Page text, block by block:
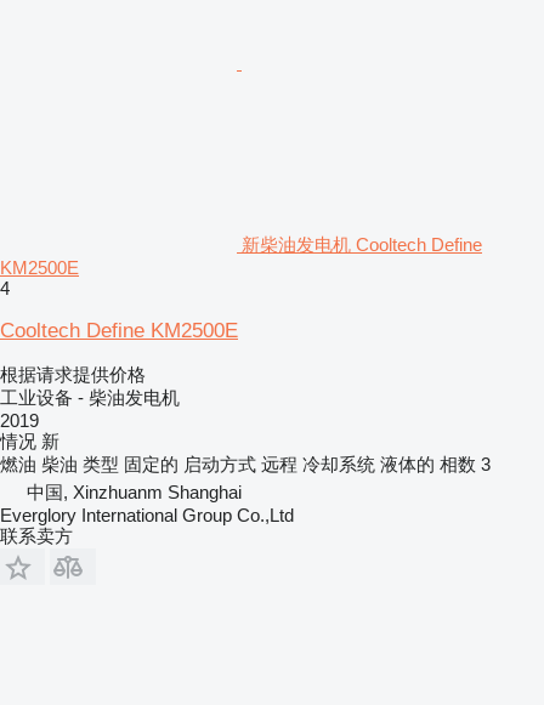
新柴油发电机 Cooltech Define
KM2500E
4
Cooltech Define KM2500E
根据请求提供价格
工业设备 - 柴油发电机
2019
情况 新
燃油 柴油 类型 固定的 启动方式 远程 冷却系统 液体的 相数 3
中国, Xinzhuanm Shanghai
Everglory International Group Co.,Ltd
联系卖方